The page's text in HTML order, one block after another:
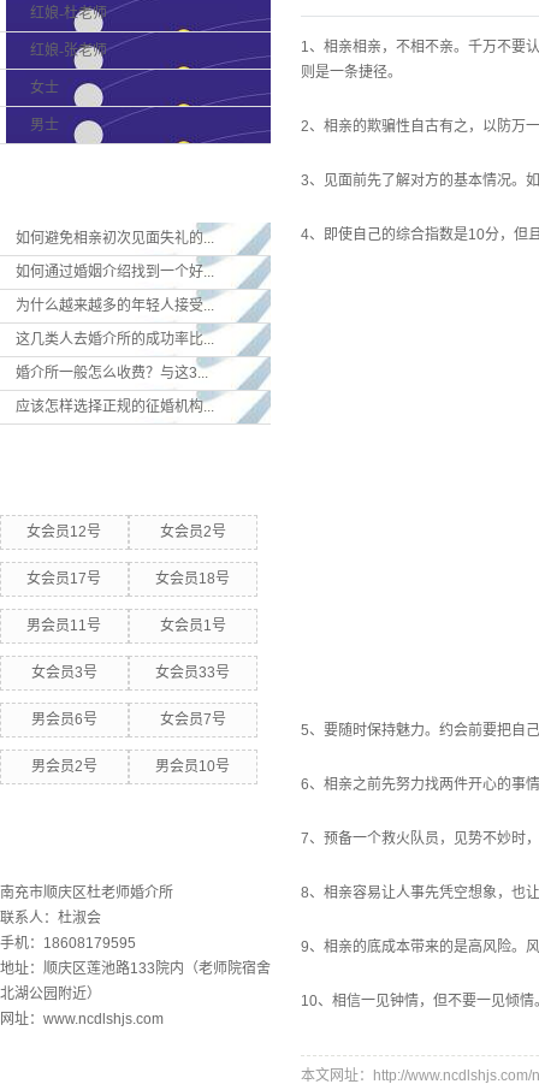
红娘-杜老师
红娘-张老师
女士
男士
如何避免相亲初次见面失礼的...
如何通过婚姻介绍找到一个好...
为什么越来越多的年轻人接受...
这几类人去婚介所的成功率比...
婚介所一般怎么收费？与这3...
应该怎样选择正规的征婚机构...
女会员12号 女会员2号
女会员17号 女会员18号
男会员11号 女会员1号
女会员3号 女会员33号
男会员6号 女会员7号
男会员2号 男会员10号
南充市顺庆区杜老师婚介所
联系人：杜淑会
手机：18608179595
地址：顺庆区莲池路133院内（老师院宿舍
北湖公园附近）
网址：www.ncdlshjs.com
1、相亲相亲，不相不亲。千万不要
则是一条捷径。
2、相亲的欺骗性自古有之，以防万
3、见面前先了解对方的基本情况。
4、即使自己的综合指数是10分，但
5、要随时保持魅力。约会前要把自
6、相亲之前先努力找两件开心的事
7、预备一个救火队员，见势不妙时
8、相亲容易让人事先凭空想象，也
9、相亲的底成本带来的是高风险。
10、相信一见钟情，但不要一见倾情
本文网址：http://www.ncdlshjs.com/